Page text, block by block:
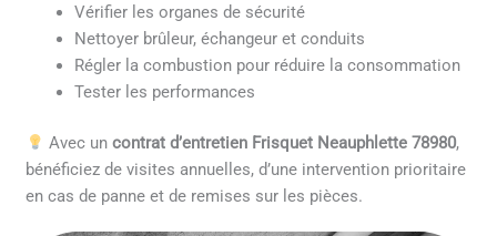
Vérifier les organes de sécurité
Nettoyer brûleur, échangeur et conduits
Régler la combustion pour réduire la consommation
Tester les performances
Avec un contrat d’entretien Frisquet Neauphlette 78980,
bénéficiez de visites annuelles, d’une intervention prioritaire
en cas de panne et de remises sur les pièces.